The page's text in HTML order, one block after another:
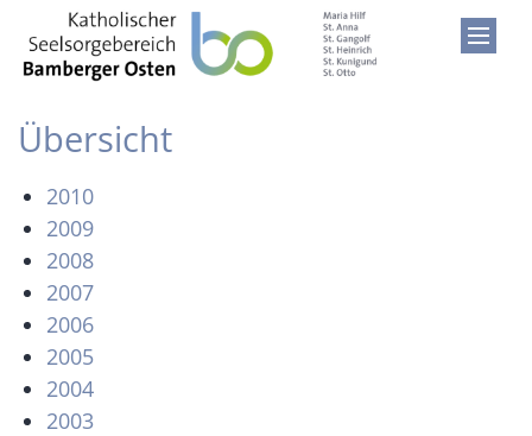
Zum Inhalt springen
Übersicht
2010
2009
2008
2007
2006
2005
2004
2003